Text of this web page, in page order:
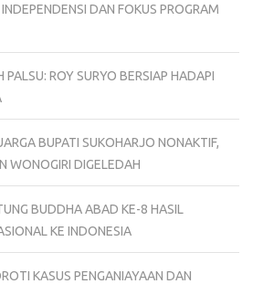
DAN FOKUS PROGRAM
ROY SURYO BERSIAP HADAPI
BUPATI SUKOHARJO NONAKTIF,
WONOGIRI DIGELEDAH
BUDDHA ABAD KE-8 HASIL
KE INDONESIA
KASUS PENGANIAYAAN DAN